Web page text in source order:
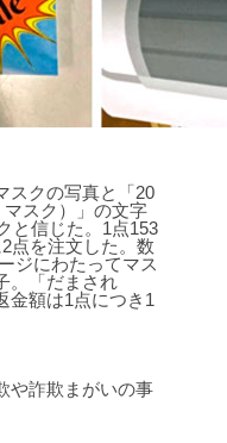
スクの写真と「20
スク）」の文字
と信じた。1点153
点を注文した。数
ジにわたってマス
。「だまされ
金額は1点につき1
や詐欺まがいの事